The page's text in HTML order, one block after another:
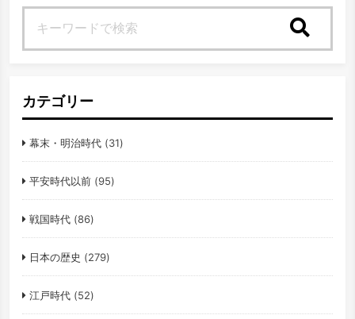
カテゴリー
幕末・明治時代(31)
平安時代以前(95)
戦国時代(86)
日本の歴史 (279)
江戸時代(52)